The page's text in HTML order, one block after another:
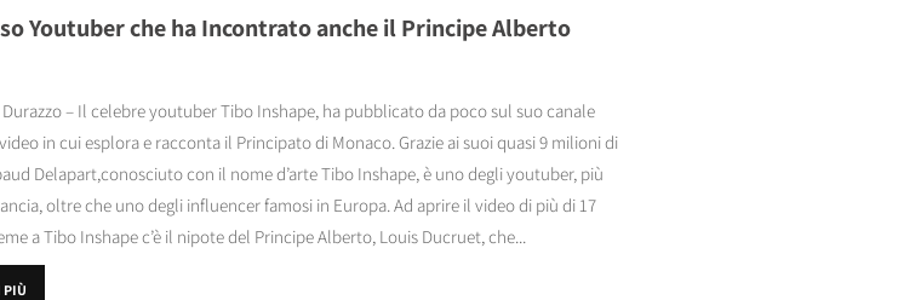
Youtuber che ha Incontrato anche il Principe Alberto
– Il celebre youtuber Tibo Inshape, ha pubblicato da poco sul suo canale
in cui esplora e racconta il Principato di Monaco. Grazie ai suoi quasi 9 milioni di
Delapart,conosciuto con il nome d’arte Tibo Inshape, è uno degli youtuber, più
oltre che uno degli influencer famosi in Europa. Ad aprire il video di più di 17
a Tibo Inshape c’è il nipote del Principe Alberto, Louis Ducruet, che...
PIÙ